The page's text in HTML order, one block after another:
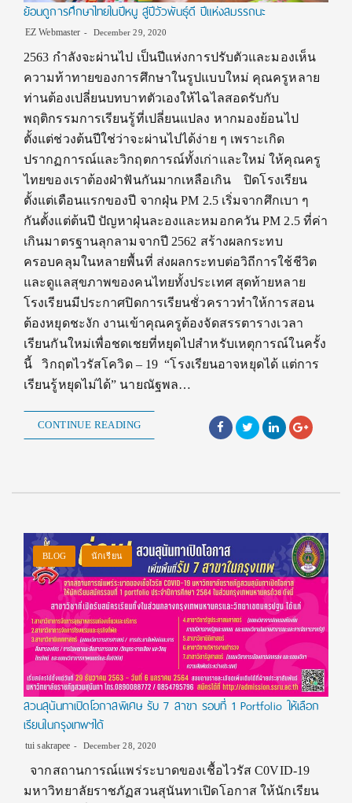
ย้อนดูการศึกษาไทยในปีหนู สู่ปีวัวพันธุ์ดี ปีแห่งสมรรถนะ
EZ Webmaster December 29, 2020
2563 กำลังจะผ่านไป เป็นปีแห่งการปรับตัวและมองเห็น
ความท้าทายของการศึกษาในรูปแบบใหม่ คุณครูหลาย
ท่านต้องเปลี่ยนบทบาทตัวเองให้ไฉไลสอดรับกับ
พฤติกรรมการเรียนรู้ที่เปลี่ยนแปลง หากมองย้อนไป
ตั้งแต่ช่วงต้นปีใช่ว่าจะผ่านไปได้ง่าย ๆ เพราะเกิด
ปรากฏการณ์และวิกฤตการณ์ทั้งเก่าและใหม่ ให้คุณครู
ไทยของเราต้องฝ่าฟันกันมากเหลือเกิน ปิดโรงเรียน
ตั้งแต่เดือนแรกของปี จากฝุ่น PM 2.5 เริ่มจากศึกเบา ๆ
กันตั้งแต่ต้นปี ปัญหาฝุ่นละองและหมอกควัน PM 2.5 ที่ค่า
เกินมาตรฐานลุกลามจากปี 2562 สร้างผลกระทบ
ครอบคลุมในหลายพื้นที่ ส่งผลกระทบต่อวิถีการใช้ชีวิต
และดูแลสุขภาพของคนไทยทั้งประเทศ สุดท้ายหลาย
โรงเรียนมีประกาศปิดการเรียนชั่วคราวทำให้การสอน
ต้องหยุดชะงัก งานเข้าคุณครูต้องจัดสรรตารางเวลา
เรียนกันใหม่เพื่อชดเชยที่หยุดไปสำหรับเหตุการณ์ในครั้ง
นี้ วิกฤตไวรัสโควิด – 19 “โรงเรียนอาจหยุดได้ แต่การ
เรียนรู้หยุดไม่ได้” นายณัฐพล…
CONTINUE READING
BLOG นักเรียน
สวนสุนันทาเปิดโอกาสพิเศษ รับ 7 สาขา รอบที่ 1 Portfolio ให้เลือก
เรียนในกรุงเทพฯได้
tui sakrapee December 28, 2020
จากสถานการณ์แพร่ระบาดของเชื้อไวรัส C0VID-19
มหาวิทยาลัยราชภัฏสวนสุนันทาเปิดโอกาส ให้นักเรียน